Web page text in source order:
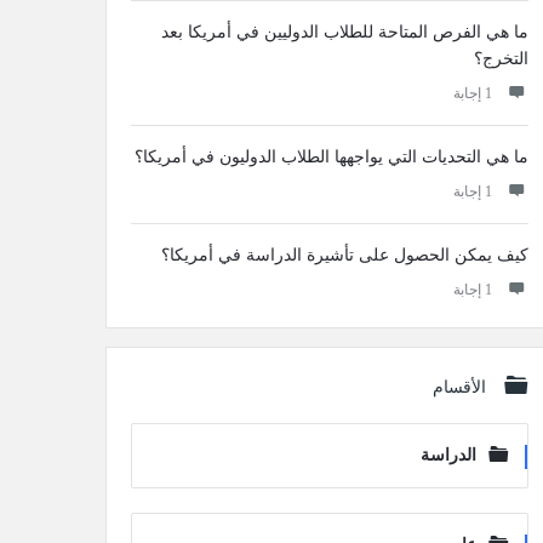
ما هي الفرص المتاحة للطلاب الدوليين في أمريكا بعد
التخرج؟
‫1 إجابة
ما هي التحديات التي يواجهها الطلاب الدوليون في أمريكا؟
‫1 إجابة
كيف يمكن الحصول على تأشيرة الدراسة في أمريكا؟
‫1 إجابة
الأقسام
الدراسة